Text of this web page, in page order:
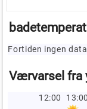
Fortiden ingen
Værvarsel fra
12:00 13:00